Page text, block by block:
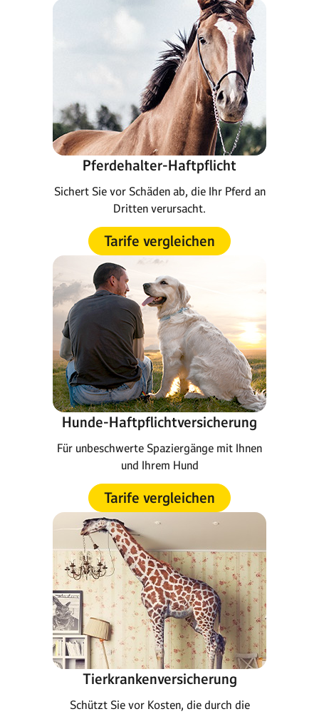
Pferdehalter-Haftpflicht
Sichert Sie vor Schäden ab, die Ihr Pferd an
Dritten verursacht.
Tarife vergleichen
Hunde-Haftpflichtversicherung
Für unbeschwerte Spaziergänge mit Ihnen
und Ihrem Hund
Tarife vergleichen
Tierkrankenversicherung
Schützt Sie vor Kosten, die durch die